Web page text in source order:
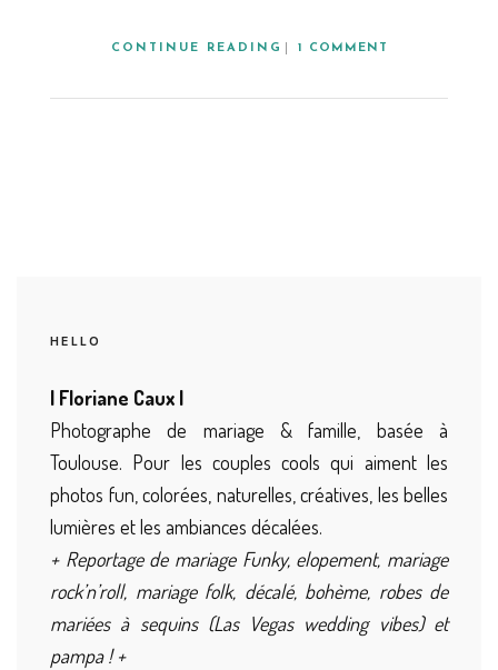
CONTINUE READING 1 COMMENT
HELLO
| Floriane Caux |
Photographe de mariage & famille, basée à
Toulouse. Pour les couples cools qui aiment les
photos fun, colorées, naturelles, créatives, les belles
lumières et les ambiances décalées.
+ Reportage de mariage Funky, elopement, mariage
rock’n’roll, mariage folk, décalé, bohème, robes de
mariées à sequins (Las Vegas wedding vibes) et
pampa ! +